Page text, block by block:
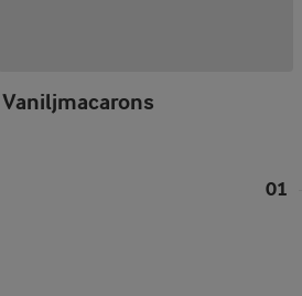
Vaniljmacarons
01